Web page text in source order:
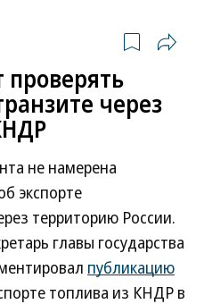
проверять
через
не намерена
экспорте
территорию России.
главы государства
публикацию
топлива из КНДР в